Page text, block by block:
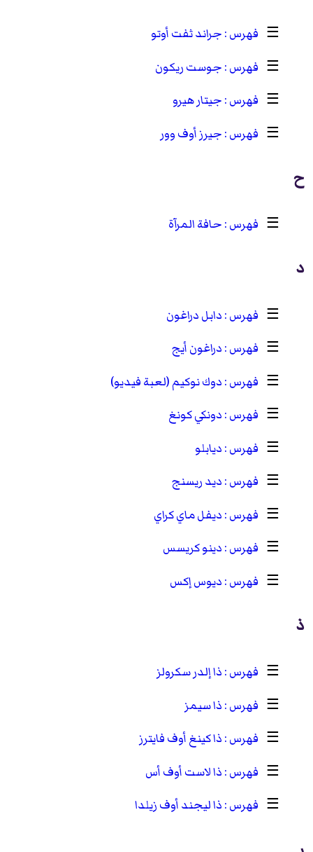
☰
جراند ثفت أوتو
☰
جوست ريكون
☰
جيتار هيرو
☰
جيرز أوف وور
ح
☰ حافة المرآة
د
☰
دابل دراغون
☰
دراغون أيج
☰
دوك نوكيم (لعبة فيديو)
☰
دونكي كونغ
☰
ديابلو
☰
ديد ريسنج
☰
ديفل ماي كراي
☰
دينو كريسس
☰
ديوس إكس
ذ
☰
ذا إلدر سكرولز
☰
ذا سيمز
☰
ذا كينغ أوف فايترز
☰
ذا لاست أوف أس
☰
ذا ليجند أوف زيلدا